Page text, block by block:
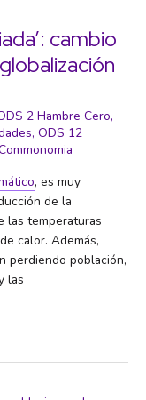
cambio
2 Hambre Cero,
, ODS 12
, es muy
de la
las temperaturas
calor. Además,
perdiendo población,
las